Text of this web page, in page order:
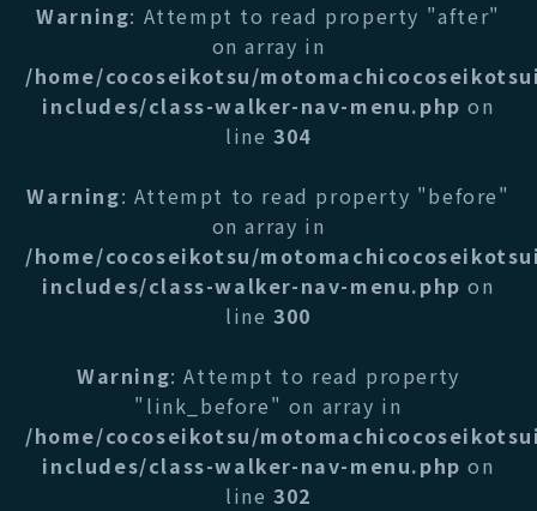
Warning: Attempt to read property "after"
on array in
/home/cocoseikotsu/
includes/class-walker-nav-menu.php on
line304
Warning: Attempt to read property "before"
on array in
/home/cocoseikotsu/
includes/class-walker-nav-menu.php on
line300
Warning: Attempt to read property
"link_before" on array in
/home/cocoseikotsu/
includes/class-walker-nav-menu.php on
line302